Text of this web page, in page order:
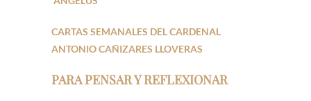
CARTAS SEMANALES DEL CARDENAL
ANTONIO CAÑIZARES LLOVERAS
PARA PENSAR Y REFLEXIONAR